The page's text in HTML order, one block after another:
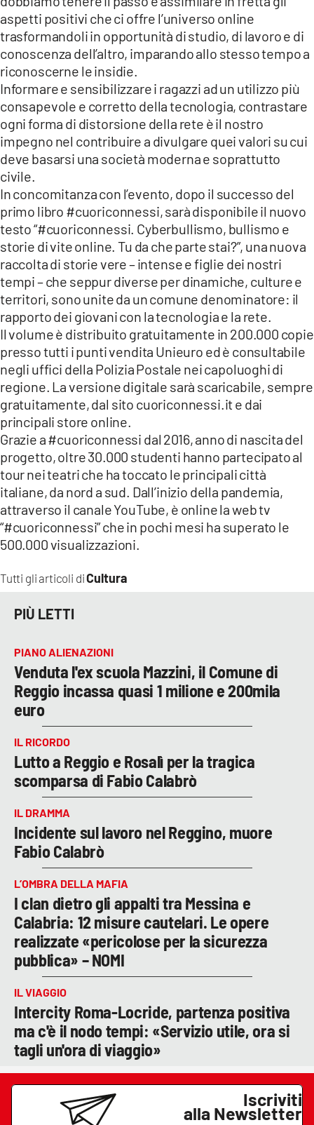
Tutti gli articoli diCultura
aspetti positivi che ci offre l’universo online
trasformandoli in opportunità di studio, di lavoro e di
conoscenza dell’altro, imparando allo stesso tempo a
riconoscerne le insidie.
Informare e sensibilizzare i ragazzi ad un utilizzo più
consapevole e corretto della tecnologia, contrastare
ogni forma di distorsione della rete è il nostro
impegno nel contribuire a divulgare quei valori su cui
deve basarsi una società moderna e soprattutto
civile.
In concomitanza con l’evento, dopo il successo del
primo libro #cuoriconnessi, sarà disponibile il nuovo
testo “#cuoriconnessi. Cyberbullismo, bullismo e
storie di vite online. Tu da che parte stai?”, una nuova
raccolta di storie vere – intense e figlie dei nostri
tempi – che seppur diverse per dinamiche, culture e
territori, sono unite da un comune denominatore: il
rapporto dei giovani con la tecnologia e la rete.
Il volume è distribuito gratuitamente in 200.000 copie
presso tutti i punti vendita Unieuro ed è consultabile
negli uffici della Polizia Postale nei capoluoghi di
regione. La versione digitale sarà scaricabile, sempre
gratuitamente, dal sito cuoriconnessi.it e dai
principali store online.
Grazie a #cuoriconnessi dal 2016, anno di nascita del
progetto, oltre 30.000 studenti hanno partecipato al
tour nei teatri che ha toccato le principali città
italiane, da nord a sud. Dall’inizio della pandemia,
attraverso il canale YouTube, è online la web tv
“#cuoriconnessi” che in pochi mesi ha superato le
500.000 visualizzazioni.
PIÙ LETTI
PIANO ALIENAZIONI
Venduta l'ex scuola Mazzini, il Comune di
Reggio incassa quasi 1 milione e 200mila
euro
IL RICORDO
Lutto a Reggio e Rosalì per la tragica
scomparsa di Fabio Calabrò
IL DRAMMA
Incidente sul lavoro nel Reggino, muore
Fabio Calabrò
L’OMBRA DELLA MAFIA
I clan dietro gli appalti tra Messina e
Calabria: 12 misure cautelari. Le opere
realizzate «pericolose per la sicurezza
pubblica» – NOMI
IL VIAGGIO
Intercity Roma-Locride, partenza positiva
ma c'è il nodo tempi: «Servizio utile, ora si
tagli un'ora di viaggio»
Iscriviti
alla Newsletter